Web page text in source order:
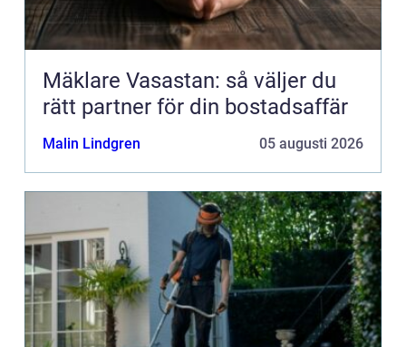
Mäklare Vasastan: så väljer du
rätt partner för din bostadsaffär
Malin Lindgren 05 augusti 2026